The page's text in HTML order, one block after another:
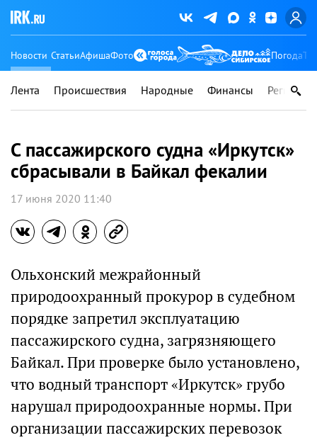
Новости СтатьиАфишаФото Погода
Лента Происшествия Народные Финансы Регионы
С пассажирского судна «Иркутск»
сбрасывали в Байкал фекалии
17 июня 2020 11:40
Ольхонский межрайонный
природоохранный прокурор в судебном
порядке запретил эксплуатацию
пассажирского судна, загрязняющего
Байкал. При проверке было установлено,
что водный транспорт «Иркутск» грубо
нарушал природоохранные нормы. При
организации пассажирских перевозок